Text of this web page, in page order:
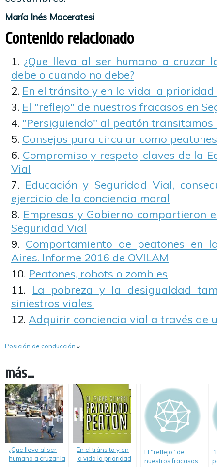
María Inés Maceratesi
Contenido relacionado
¿Que lleva al ser humano a cruzar
debe o cuando no debe?
En el tránsito y en la vida la prioridad
El "reflejo" de nuestros fracasos en
"Persiguiendo" al peatón
Consejos para circular como
Compromiso y respeto, claves de la
Vial
Educación y Seguridad Vial,
ejercicio de la conciencia moral
Empresas y Gobierno compartieron
Seguridad Vial
Comportamiento de peatones en
Aires. Informe 2016 de OVILAM
Peatones, robots o zombies
La pobreza y la desigualdad
siniestros viales.
Adquirir conciencia vial a través de
Posición de conducción »
más...
¿Que lleva al ser
humano a cruzar la
En el tránsito y en
la vida la prioridad
El "reflejo" de
nuestros fracasos